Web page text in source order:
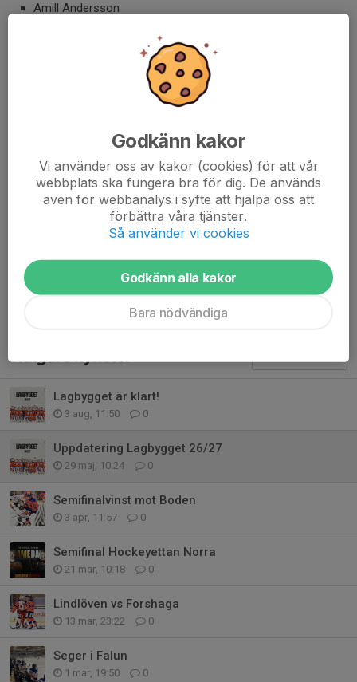
Amill Andersson
Tobias Oskarsson (ny)
Backar:
Erik Brenkle
Simon Nyhlén-Persson
Carl-Johan Sälle
Joshua Karlsson (ny)
Dela nyhet
Tidigare nyheter
Lagbygget är klart!
3 aug, 11:50 0
Uppdatering Lagbygget 26/27
29 maj, 10:24 0
Semifinalvinst mot Boden
3 apr, 11:57 0
Semifinal Hockeyettan Norra
21 mar, 10:18 0
Lindlöven vs Forshaga
13 mar, 23:22 0
Seger i Falun
1 mar, 19:50 0
Godkänn kakor
Vi använder oss av kakor (cookies) för att vår
webbplats ska fungera bra för dig. De används
även för webbanalys i syfte att hjälpa oss att
förbättra våra tjänster.
Så använder vi cookies
Godkänn alla kakor
Bara nödvändiga